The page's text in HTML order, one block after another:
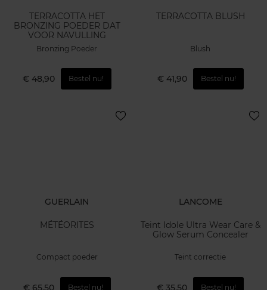
TERRACOTTA HET
BRONZING POEDER DAT
VOOR NAVULLING
Bronzing Poeder
€ 48,90 Bestel nu!
TERRACOTTA BLUSH
Blush
€ 41,90 Bestel nu!
GUERLAIN
MÉTÉORITES
Compact poeder
€ 65,50 Bestel nu!
LANCOME
Teint Idole Ultra Wear Care &
Glow Serum Concealer
Teint correctie
€ 35,50 Bestel nu!